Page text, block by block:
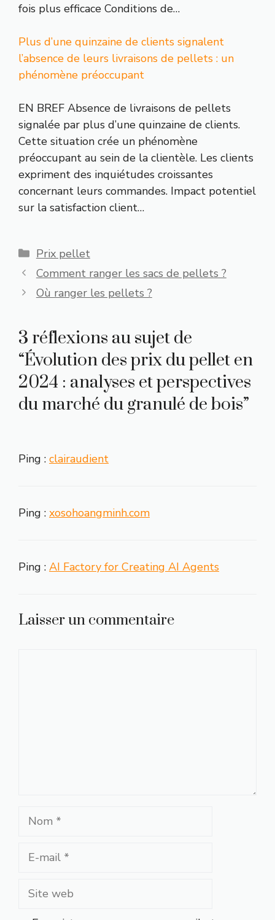
fois plus efficace Conditions de…
Plus d’une quinzaine de clients signalent
l’absence de leurs livraisons de pellets : un
phénomène préoccupant
EN BREF Absence de livraisons de pellets
signalée par plus d’une quinzaine de clients.
Cette situation crée un phénomène
préoccupant au sein de la clientèle. Les clients
expriment des inquiétudes croissantes
concernant leurs commandes. Impact potentiel
sur la satisfaction client…
Catégories
Prix pellet
Comment ranger les sacs de pellets ?
Où ranger les pellets ?
3 réflexions au sujet de
“Évolution des prix du pellet en
2024 : analyses et perspectives
du marché du granulé de bois”
Ping : clairaudient
Ping : xosohoangminh.com
Ping : AI Factory for Creating AI Agents
Laisser un commentaire
Nom
Site